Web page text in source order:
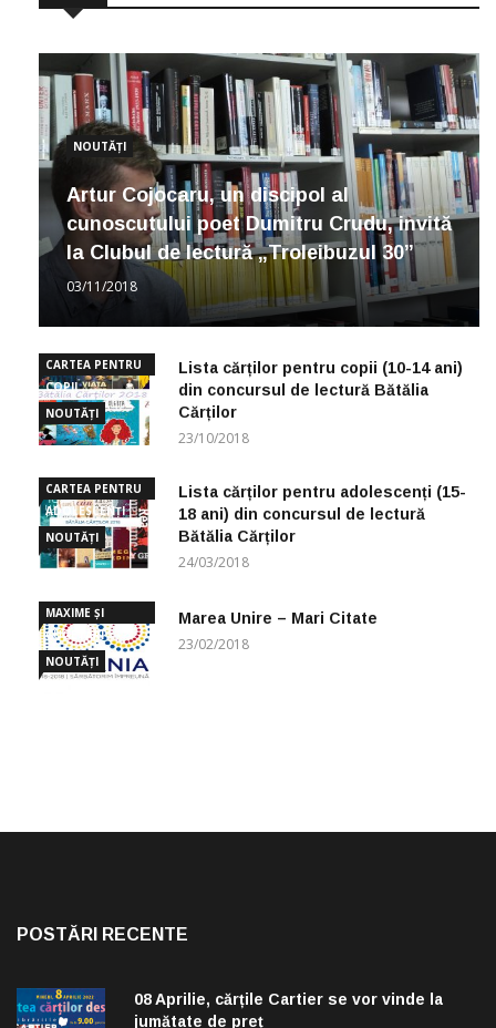
NOUTĂȚI
Artur Cojocaru, un discipol al
cunoscutului poet Dumitru Crudu, invită
la Clubul de lectură „Troleibuzul 30”
03/11/2018
CARTEA PENTRU
COPII
NOUTĂȚI
Lista cărților pentru copii (10-14 ani)
din concursul de lectură Bătălia
Cărților
23/10/2018
CARTEA PENTRU
ADOLESCENȚI
NOUTĂȚI
Lista cărților pentru adolescenți (15-
18 ani) din concursul de lectură
Bătălia Cărților
24/03/2018
MAXIME ȘI
CUGETĂRI
NOUTĂȚI
Marea Unire – Mari Citate
23/02/2018
POSTĂRI RECENTE
08 Aprilie, cărțile Cartier se vor vinde la
jumătate de preț